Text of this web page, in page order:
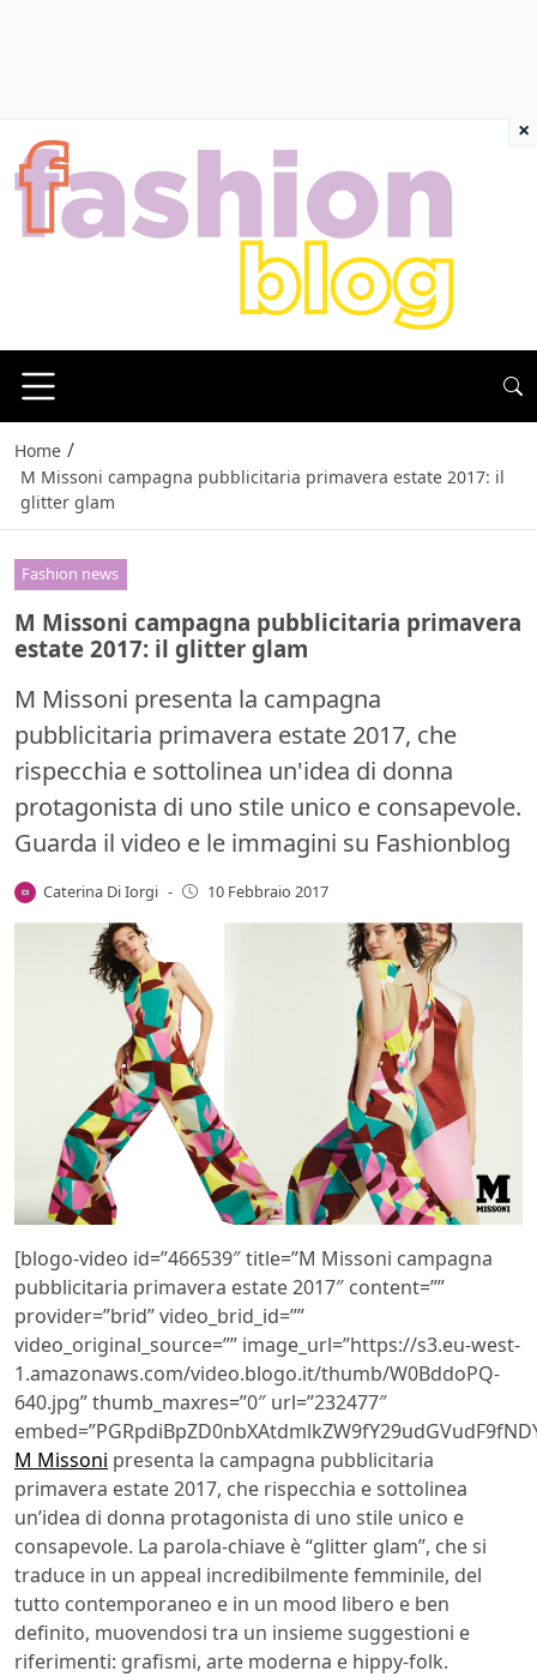
Home /
M Missoni campagna pubblicitaria primavera estate 2017: il
glitter glam
Fashion news
M Missoni campagna pubblicitaria primavera
estate 2017: il glitter glam
M Missoni presenta la campagna
pubblicitaria primavera estate 2017, che
rispecchia e sottolinea un'idea di donna
protagonista di uno stile unico e consapevole.
Guarda il video e le immagini su Fashionblog
Caterina Di Iorgi - 10 Febbraio 2017
[blogo-video id=”466539″ title=”M Missoni campagna
pubblicitaria primavera estate 2017″ content=””
provider=”brid” video_brid_id=””
video_original_source=”” image_url=”https://s3.eu-west-
1.amazonaws.com/video.blogo.it/thumb/W0BddoPQ-
640.jpg” thumb_maxres=”0″ url=”232477″
M Missoni presenta la campagna pubblicitaria
primavera estate 2017, che rispecchia e sottolinea
un’idea di donna protagonista di uno stile unico e
consapevole. La parola-chiave è “glitter glam”, che si
traduce in un appeal incredibilmente femminile, del
tutto contemporaneo e in un mood libero e ben
definito, muovendosi tra un insieme suggestioni e
riferimenti: grafismi, arte moderna e hippy-folk.
×